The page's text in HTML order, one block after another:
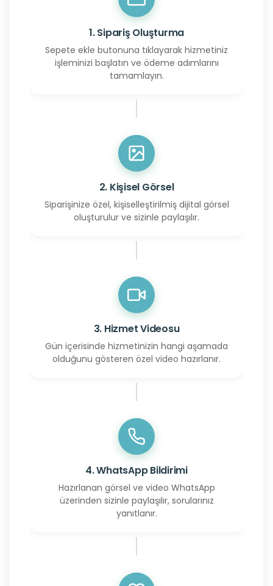
1. Sipariş Oluşturma
Sepete ekle butonuna tıklayarak hizmetiniz
işleminizi başlatın ve ödeme adımlarını
tamamlayın.
2. Kişisel Görsel
Siparişinize özel, kişiselleştirilmiş dijital görsel
oluşturulur ve sizinle paylaşılır.
3. Hizmet Videosu
Gün içerisinde hizmetinizin hangi aşamada
olduğunu gösteren özel video hazırlanır.
4. WhatsApp Bildirimi
Hazırlanan görsel ve video WhatsApp
üzerinden sizinle paylaşılır, sorularınız
yanıtlanır.